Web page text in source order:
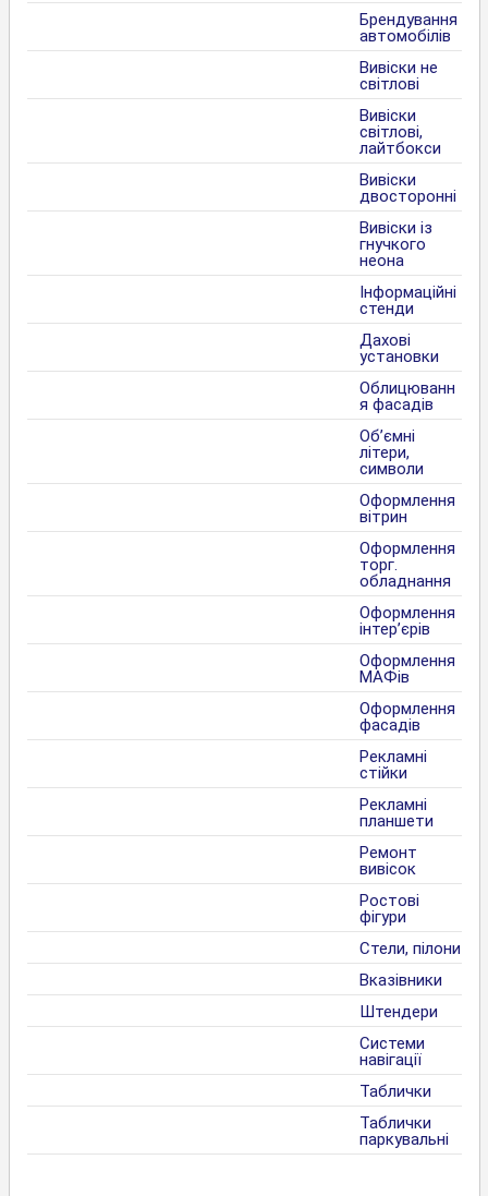
Брендування
автомобілів
Вивіски не
світлові
Вивіски
світлові,
лайтбокси
Вивіски
двосторонні
Вивіски із
гнучкого
неона
Інформаційні
стенди
Дахові
установки
Облицюванн
я фасадів
Об’ємні
літери,
символи
Оформлення
вітрин
Оформлення
торг.
обладнання
Оформлення
інтер’єрів
Оформлення
МАФів
Оформлення
фасадів
Рекламні
стійки
Рекламні
планшети
Ремонт
вивісок
Ростові
фігури
Стели, пілони
Вказівники
Штендери
Системи
навігації
Таблички
Таблички
паркувальні